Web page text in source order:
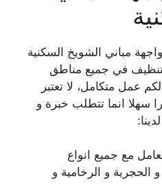
مباني الشويخ السكنية
في جميع مناطق
عمل متكامل، لا تعتبر
سهلا انما تتطلب خبرة و
مع جميع انواع
الحجرية و الرخامية و